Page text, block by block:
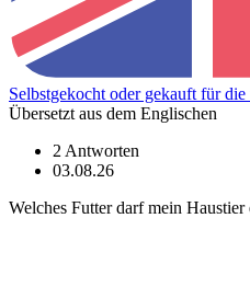
Selbstgekocht oder gekauft für
Übersetzt aus dem Englischen
2 Antworten
03.08.26
Welches Futter darf mein Haustier